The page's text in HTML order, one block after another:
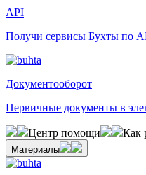
API
Получи сервисы Бухты по
Документооборот
Первичные документы в
Центр помощи Как
Материалы